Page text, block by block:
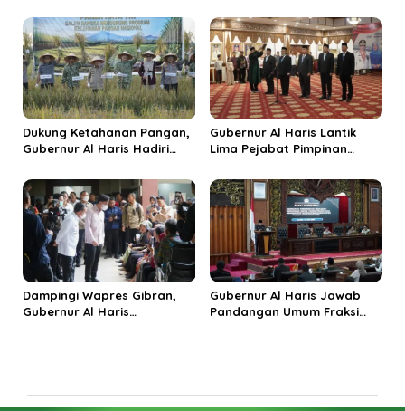
Ekonomi Rakyat
Jadi Destinasi Wisata
Budaya Unggulan
Dukung Ketahanan Pangan,
Gubernur Al Haris Hadiri
Kabupaten Tanjungjabung
Timur
Gubernur Al Haris Lantik
Lima Pejabat Pimpinan
Penguatan Kinerja dan
Integritas
Dampingi Wapres Gibran,
Gubernur Al Haris
Gubernur Al Haris Jawab
Pandangan Umum Fraksi